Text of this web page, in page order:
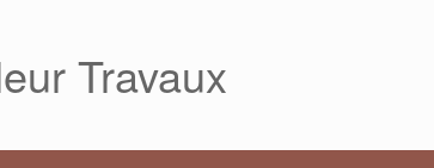
Travaux